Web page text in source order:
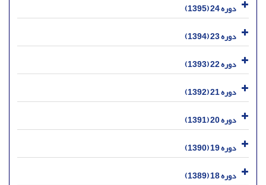
دوره 24 (1395)
دوره 23 (1394)
دوره 22 (1393)
دوره 21 (1392)
دوره 20 (1391)
دوره 19 (1390)
دوره 18 (1389)